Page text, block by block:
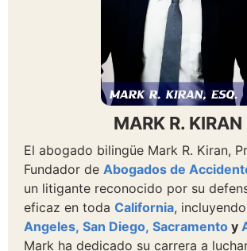
MARK R. KIRAN
El abogado bilingüe Mark R. Kiran,
Fundador de Abogados de
un litigante reconocido por su
eficaz en toda California, incluyendo
Angeles, San Diego, Sacramento y
Mark ha dedicado su carrera a